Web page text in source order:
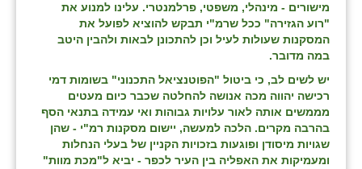
מישורים - מינהלי, משפטי, פרלמנטרי. עלינו למנוע את
"רוע הגזירה" ככל שרמ"י תבקש להוציא לפועל את
המסקנות שעולות לעיל וכן להתכונן לבאות ולהבין היטב
במה מדובר.
יש לשים לב, כי ביטול "הפוטנציאל התכנוני" בשומות דמי
רכישה יהווה מכה אנושה להחלטה שכבר כיום מעטים
מממשים אותה לאור עלויות גבוהות ואי עמידה בתנאי הסף
בהרבה מקרים. הלכה למעשה, יישום מסקנות רמ"י - שהן
שגויות מיסודן ופוגעות בזכויות הקניין של בעלי הנחלות
ומעמיקות את האפליה בין העיר לכפר - יביא ל"מכת מוות"